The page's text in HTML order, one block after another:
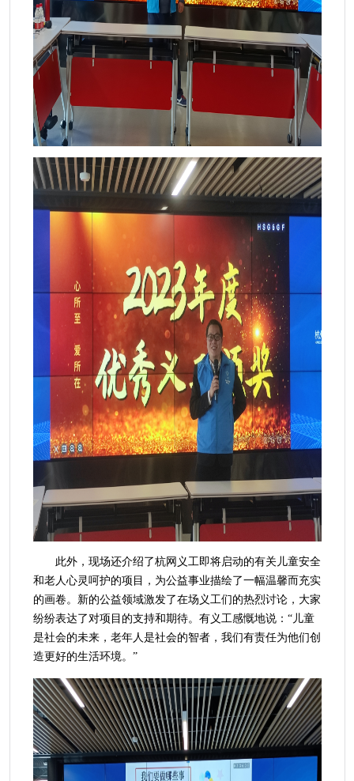
此外，现场还介绍了杭网义工即将启动的有关儿童安全
和老人心灵呵护的项目，为公益事业描绘了一幅温馨而充实
的画卷。新的公益领域激发了在场义工们的热烈讨论，大家
纷纷表达了对项目的支持和期待。有义工感慨地说：“儿童
是社会的未来，老年人是社会的智者，我们有责任为他们创
造更好的生活环境。”